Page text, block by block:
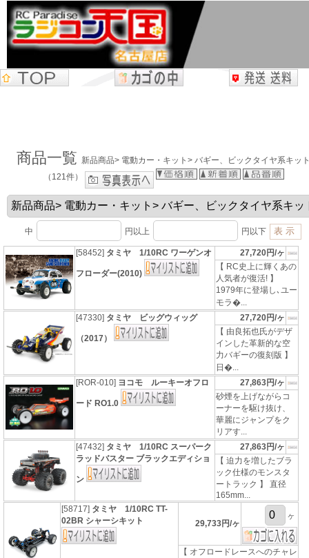
商品一覧 新品商品> 電動カー・キット> バギー、ビックタイヤ系キッ
（121件）
中 円以上 円以下
[58452] タミヤ 1/10RC ワーゲンオ
フローダー(2010)
27,720円/ヶ
【 RC史上に輝くあの
人気者が復活! 】
1979年に登場し､ユー
モラ�...
[47330] タミヤ ビッグウィッグ
（2017）
27,720円/ヶ
【 由良拓也氏がデザ
インした革新的な空
力バギーの復刻版 】
日�...
[ROR-010] ヨコモ ルーキーオフロ
ード RO1.0
27,863円/ヶ
砂煙を上げながらコ
ーナーを駆け抜け、
華麗にジャンプをク
リアす...
[47432] タミヤ 1/10RC スーパーク
ラッドバスター ブラックエディショ
ン
27,863円/ヶ
【 迫力を増したブラ
ック仕様のモンスタ
ートラック 】 直径
165mm...
[58717] タミヤ 1/10RC TT-
02BR シャーシキット
29,733円/ヶ
ヶ
【 オフロードレースへのチャレ